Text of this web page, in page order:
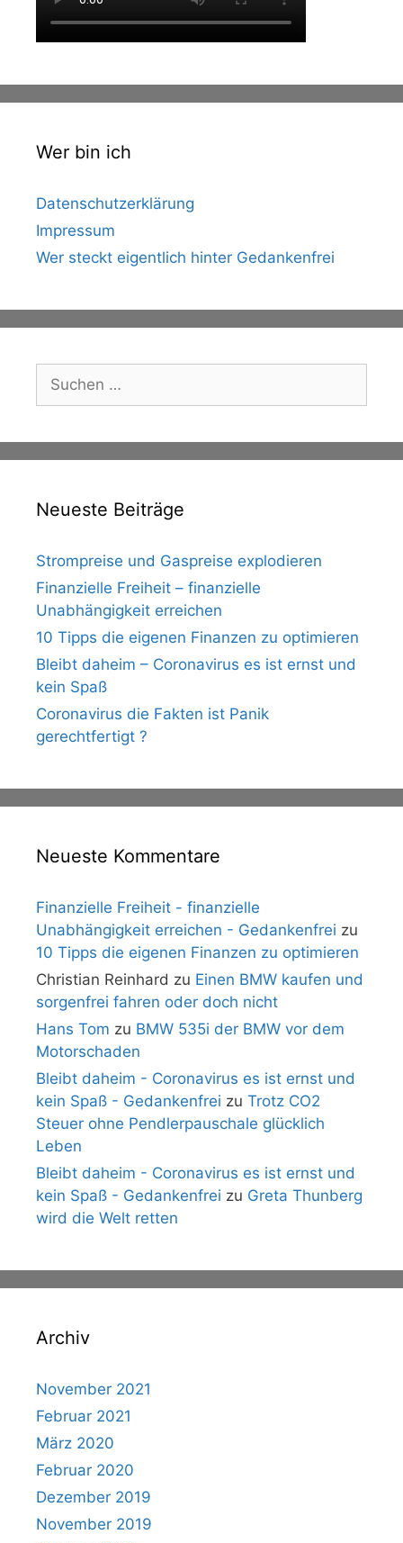
Wer bin ich
Datenschutzerklärung
Impressum
Wer steckt eigentlich hinter Gedankenfrei
nach:
Neueste Beiträge
Strompreise und Gaspreise explodieren
Finanzielle Freiheit – finanzielle
Unabhängigkeit erreichen
10 Tipps die eigenen Finanzen zu optimieren
Bleibt daheim – Coronavirus es ist ernst und
kein Spaß
Coronavirus die Fakten ist Panik
gerechtfertigt ?
Neueste Kommentare
Finanzielle Freiheit - finanzielle
Unabhängigkeit erreichen - Gedankenfrei zu
10 Tipps die eigenen Finanzen zu optimieren
Christian Reinhard zu Einen BMW kaufen und
sorgenfrei fahren oder doch nicht
Hans Tom zu BMW 535i der BMW vor dem
Motorschaden
Bleibt daheim - Coronavirus es ist ernst und
kein Spaß - Gedankenfrei zu Trotz CO2
Steuer ohne Pendlerpauschale glücklich
Leben
Bleibt daheim - Coronavirus es ist ernst und
kein Spaß - Gedankenfrei zu Greta Thunberg
wird die Welt retten
Archiv
November 2021
Februar 2021
März 2020
Februar 2020
Dezember 2019
November 2019